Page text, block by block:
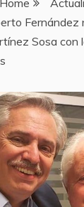
Home
Fernández
Sosa con